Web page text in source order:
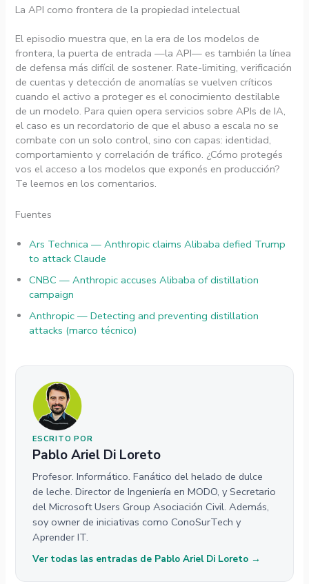
La API como frontera de la propiedad intelectual
El episodio muestra que, en la era de los modelos de
frontera, la puerta de entrada —la API— es también la línea
de defensa más difícil de sostener. Rate-limiting, verificación
de cuentas y detección de anomalías se vuelven críticos
cuando el activo a proteger es el conocimiento destilable
de un modelo. Para quien opera servicios sobre APIs de IA,
el caso es un recordatorio de que el abuso a escala no se
combate con un solo control, sino con capas: identidad,
comportamiento y correlación de tráfico. ¿Cómo protegés
vos el acceso a los modelos que exponés en producción?
Te leemos en los comentarios.
Fuentes
Ars Technica — Anthropic claims Alibaba defied Trump
to attack Claude
CNBC — Anthropic accuses Alibaba of distillation
campaign
Anthropic — Detecting and preventing distillation
attacks (marco técnico)
ESCRITO POR
Pablo Ariel Di Loreto
Profesor. Informático. Fanático del helado de dulce
de leche. Director de Ingeniería en MODO, y Secretario
del Microsoft Users Group Asociación Civil. Además,
soy owner de iniciativas como ConoSurTech y
Aprender IT.
Ver todas las entradas de Pablo Ariel Di Loreto →